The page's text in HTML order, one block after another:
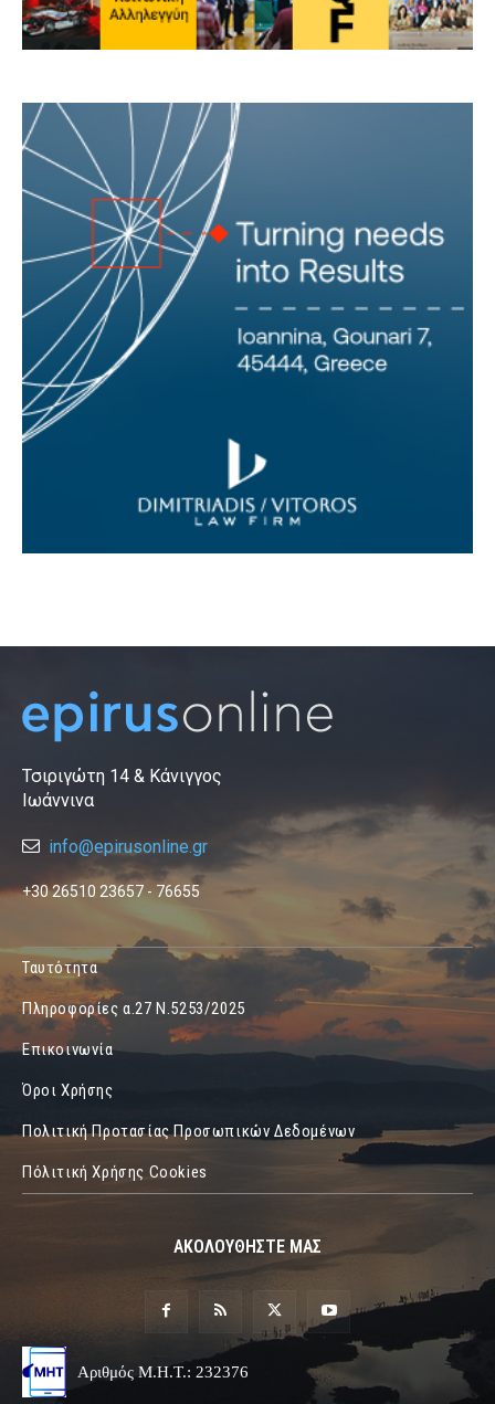
Τσιριγώτη 14 & Κάνιγγος
Ιωάννινα
info@epirusonline.gr
+30 26510 23657 - 76655
Ταυτότητα
Πληροφορίες α.27 Ν.5253/2025
Επικοινωνία
Όροι Χρήσης
Πολιτική Προτασίας Προσωπικών Δεδομένων
Πόλιτική Χρήσης Cookies
ΑΚΟΛΟΥΘΗΣΤΕ ΜΑΣ
Αριθμός Μ.Η.Τ.: 232376